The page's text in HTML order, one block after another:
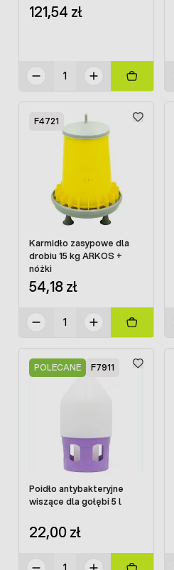
121,54 zł
F4721
Karmidło zasypowe dla
drobiu 15 kg ARKOS +
nóżki
54,18 zł
POLECANE F7911
Poidło antybakteryjne
wiszące dla gołębi 5 l
22,00 zł